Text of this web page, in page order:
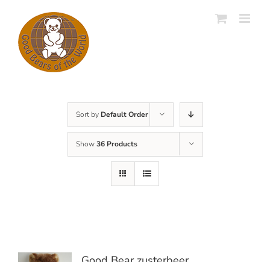
content
Sort by Default Order
Show36 Products